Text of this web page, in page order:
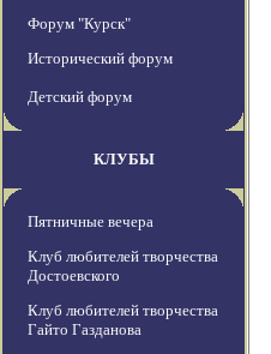
Форум "Курск"
Исторический форум
Детский форум
КЛУБЫ
Пятничные вечера
Клуб любителей творчества
Достоевского
Клуб любителей творчества
Гайто Газданова